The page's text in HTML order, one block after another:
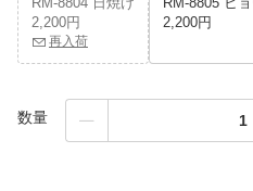
2,200円
再入荷
2,200円
数量